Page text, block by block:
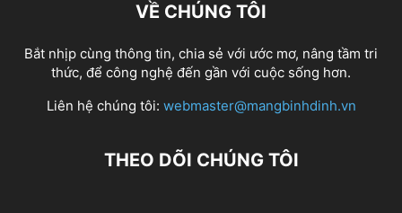
VỀ CHÚNG TÔI
Bắt nhịp cùng thông tin, chia sẻ với ước mơ, nâng tầm tri
thức, để công nghệ đến gần với cuộc sống hơn.
Liên hệ chúng tôi: webmaster@mangbinhdinh.vn
THEO DÕI CHÚNG TÔI